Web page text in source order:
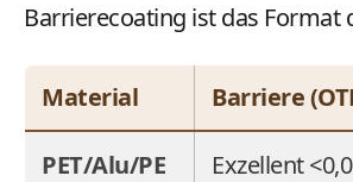
Barrierecoating ist das Format
Material Barriere
PET/Alu/PE
Exzellent